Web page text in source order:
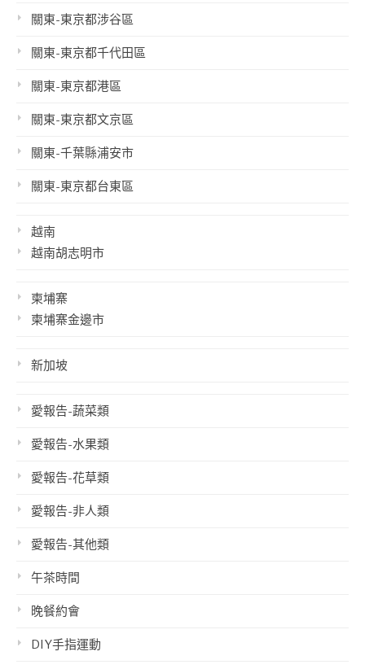
關東-東京都涉谷區
關東-東京都千代田區
關東-東京都港區
關東-東京都文京區
關東-千葉縣浦安市
關東-東京都台東區
越南
越南胡志明市
柬埔寨
柬埔寨金邊市
新加坡
愛報告-蔬菜類
愛報告-水果類
愛報告-花草類
愛報告-非人類
愛報告-其他類
午茶時間
晚餐約會
DIY手指運動